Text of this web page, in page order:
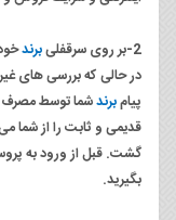
2-بر روی سرقفلی برند
در حالی که بررسی های
پیامبرندشما توسط مصرف
قدیمی و ثابت را از شما
گشت. قبل از ورود به
بگیرید.